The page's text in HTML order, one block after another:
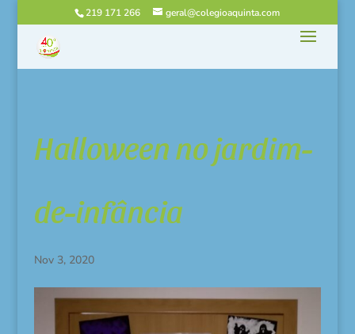
219 171 266 geral@colegioaquinta.com
Halloween no jardim-
de-infância
Nov 3, 2020